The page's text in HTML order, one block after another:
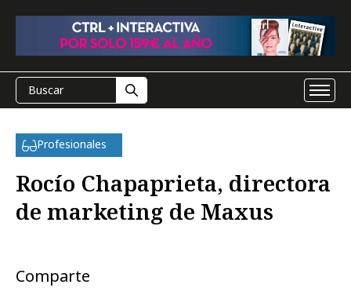
Profesionales
Rocío Chapaprieta, directora
de marketing de Maxus
Comparte